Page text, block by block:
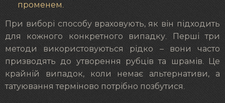
променем.
При виборі способу враховують, як він підходить
для кожного конкретного випадку. Перші три
методи використовуються рідко – вони часто
призводять до утворення рубців та шрамів. Це
крайній випадок, коли немає альтернативи, а
татуювання терміново потрібно позбутися.